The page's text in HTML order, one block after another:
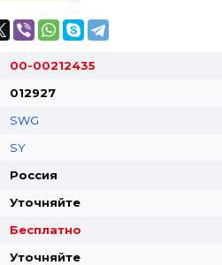
00-00212435
012927
SWG
SY
Россия
Уточняйте
Бесплатно
Уточняйте